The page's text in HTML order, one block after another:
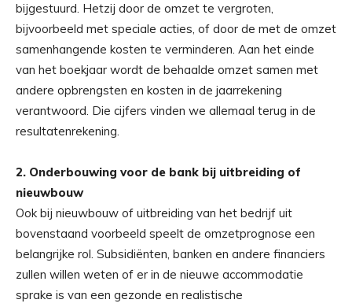
bijgestuurd. Hetzij door de omzet te vergroten,
bijvoorbeeld met speciale acties, of door de met de omzet
samenhangende kosten te verminderen. Aan het einde
van het boekjaar wordt de behaalde omzet samen met
andere opbrengsten en kosten in de jaarrekening
verantwoord. Die cijfers vinden we allemaal terug in de
resultatenrekening.
2. Onderbouwing voor de bank bij uitbreiding of
nieuwbouw
Ook bij nieuwbouw of uitbreiding van het bedrijf uit
bovenstaand voorbeeld speelt de omzetprognose een
belangrijke rol. Subsidiënten, banken en andere financiers
zullen willen weten of er in de nieuwe accommodatie
sprake is van een gezonde en realistische